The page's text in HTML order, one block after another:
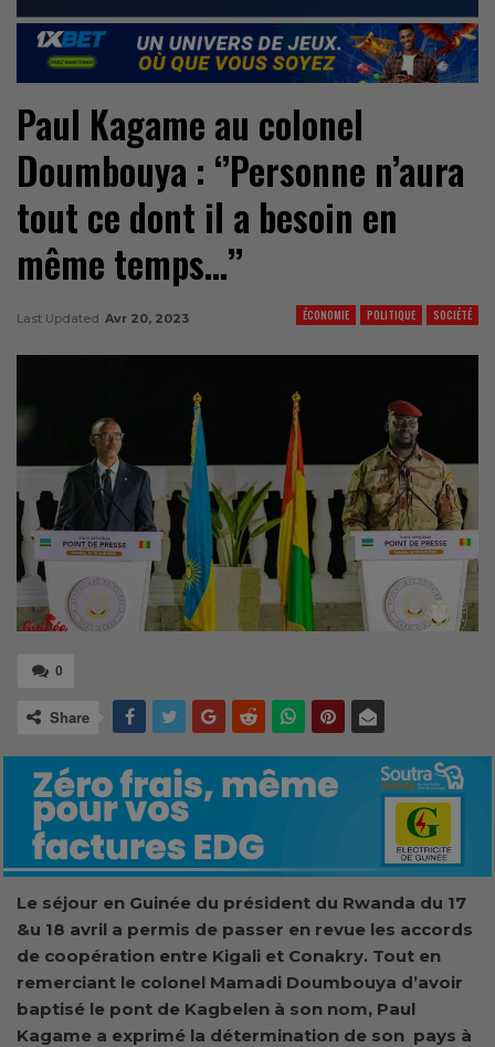
Paul Kagame au colonel
Doumbouya : ‘’Personne n’aura
tout ce dont il a besoin en
même temps…’’
ÉCONOMIE POLITIQUE SOCIÉTÉ
Last Updated Avr 20, 2023
0
Share
Le séjour en Guinée du président du Rwanda du 17
&u 18 avril a permis de passer en revue les accords
de coopération entre Kigali et Conakry. Tout en
remerciant le colonel Mamadi Doumbouya d’avoir
baptisé le pont de Kagbelen à son nom, Paul
Kagame a exprimé la détermination de son pays à